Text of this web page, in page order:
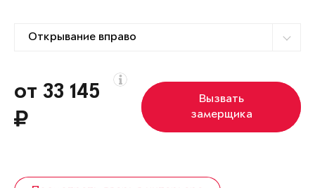
от 33 145
Вызвать
замерщика